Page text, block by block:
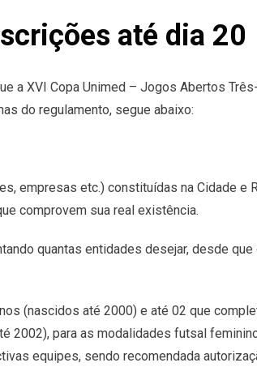
até dia 20
a XVI Copa Unimed – Jogos Abertos
do regulamento, segue abaixo:
empresas etc.) constituídas na Cidade
comprovem sua real existência.
quantas entidades desejar, desde
(nascidos até 2000) e até 02 que
2002), para as modalidades futsal
equipes, sendo recomendada